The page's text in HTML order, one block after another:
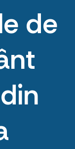
de